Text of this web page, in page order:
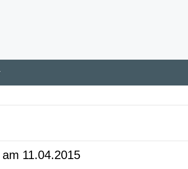
11.04.2015